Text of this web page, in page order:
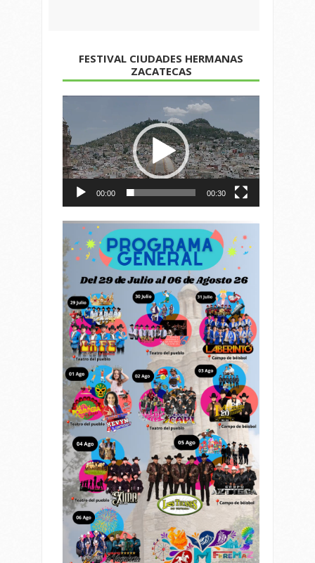
FESTIVAL CIUDADES HERMANAS
ZACATECAS
de
vídeo
00:00 00:30